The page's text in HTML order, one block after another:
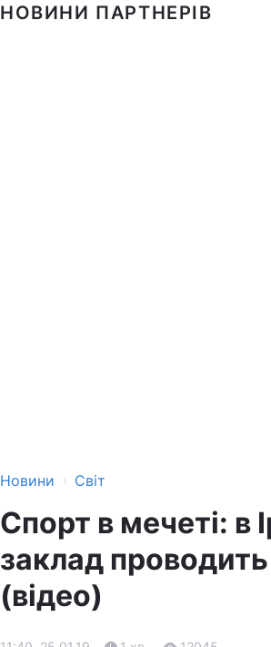
НОВИНИ ПАРТНЕРІВ
Новини › Світ
Спорт в мечеті: в
заклад
(відео)